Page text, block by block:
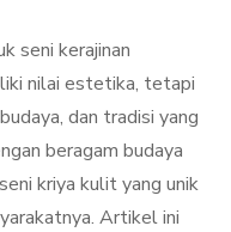
seni kerajinan
nilai estetika, tetapi
dan tradisi yang
beragam budaya
kriya kulit yang unik
Artikel ini